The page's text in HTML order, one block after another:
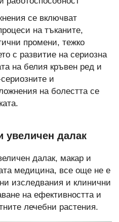
се включват
на тъканите,
промени, тежко
с развитие на сериозна
на белия кръвен ред и
и
на болестта се
увеличен далак
далак, макар и
медицина, все още не е
изследвания и клинични
на ефективността и
лечебни растения.